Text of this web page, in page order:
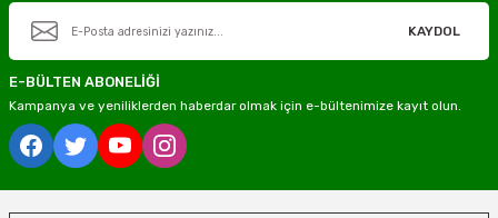
KAYDOL
E-BÜLTEN ABONELİĞİ
Kampanya ve yeniliklerden haberdar olmak için e-bültenimize kayıt olun.